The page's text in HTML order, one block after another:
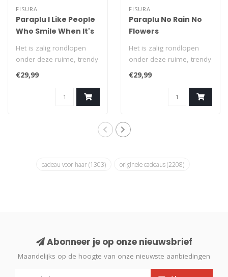
FISURA
Paraplu I Like People
Who Smile When It's
Het is zalig rondlopen
onder deze ruime, trendy
en vrolijke paraplu.
Regenachtig..
€29,99
FISURA
Paraplu No Rain No
Flowers
Het is zalig rondlopen
onder deze ruime, trendy
en kleurrijke paraplu.
Regenacht..
€29,99
cadeau voor haar(1303) originele cadeaus(2208)
Abonneer je op onze nieuwsbrief
Maandelijks op de hoogte van onze nieuwste aanbiedingen